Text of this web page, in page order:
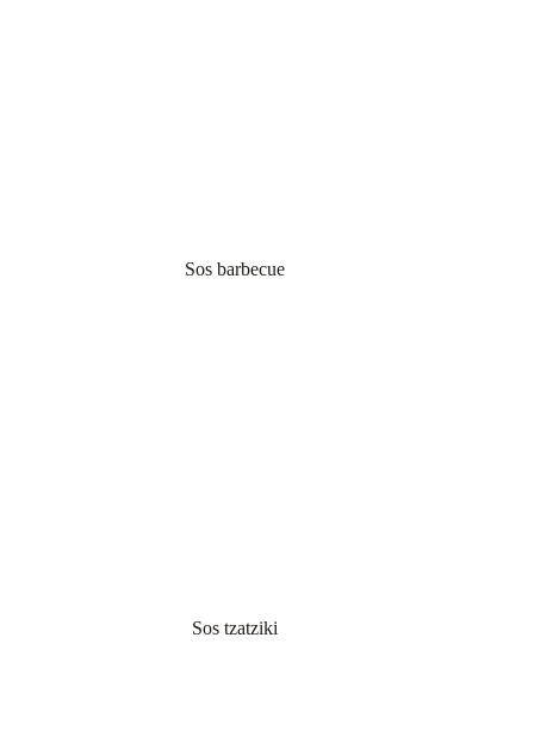
Sos barbecue
Sos tzatziki